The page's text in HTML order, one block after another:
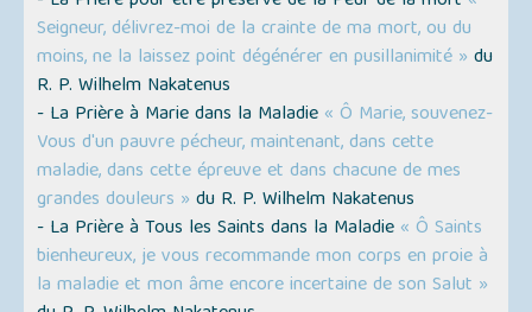
Seigneur, délivrez-moi de la crainte de ma mort, ou du
moins, ne la laissez point dégénérer en pusillanimité » du
R. P. Wilhelm Nakatenus
- La Prière à Marie dans la Maladie « Ô Marie, souvenez-
Vous d'un pauvre pécheur, maintenant, dans cette
maladie, dans cette épreuve et dans chacune de mes
grandes douleurs » du R. P. Wilhelm Nakatenus
- La Prière à Tous les Saints dans la Maladie « Ô Saints
bienheureux, je vous recommande mon corps en proie à
la maladie et mon âme encore incertaine de son Salut »